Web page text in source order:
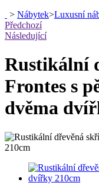
> Nábytek>Luxusní
Předchozí
Následující
Rustikální
Frontes s
dvěma